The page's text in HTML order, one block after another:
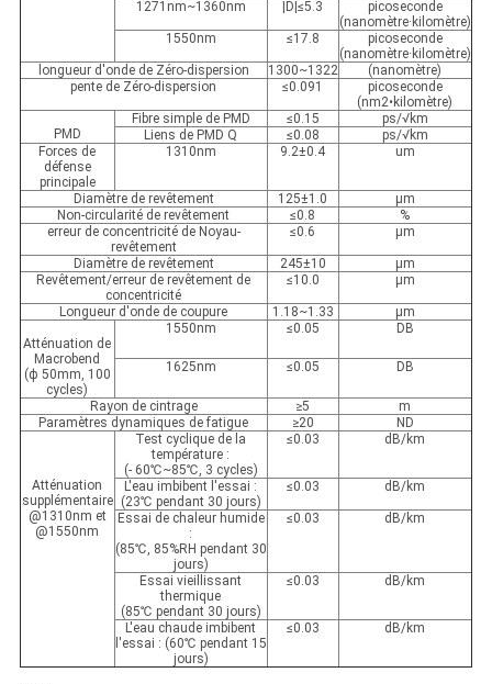
1271nm~1360nm
|D|≤5.3
picoseconde
(nanomètre·kilomètre)
1550nm
≤17.8
picoseconde
(nanomètre·kilomètre)
longueur d'onde de Zéro-dispersion
1300~1322
(nanomètre)
pente de Zéro-dispersion
≤0.091
picoseconde
(nm2•kilomètre)
PMD
Fibre simple de PMD ≤0.15
ps/√km
Liens de PMD Q
≤0.08
ps/√km
Forces de
défense
principale
1310nm 9.2±0.4 um
Diamètre de revêtement 125±1.0
μm
Non-circularité de revêtement
≤0.8
%
erreur de concentricité de Noyau-
revêtement
≤0.6 μm
Diamètre de revêtement 245±10
μm
Revêtement/erreur de revêtement de
concentricité
≤10.0 μm
Longueur d'onde de coupure 1.18~1.33 μm
Atténuation de
Macrobend
(ф 50mm, 100
cycles)
1550nm ≤0.05 DB
1625nm ≤0.05 DB
Rayon de cintrage ≥5
m
Paramètres dynamiques de fatigue
≥20 ND
Atténuation
supplémentaire
@1310nm et
@1550nm
Test cyclique de la
température :
(- 60℃~85℃, 3 cycles)
≤0.03 dB/km
L'eau imbibent l'essai :
(23℃ pendant 30 jours)
≤0.03 dB/km
Essai de chaleur humide
:
(85℃, 85%RH pendant 30
jours)
≤0.03 dB/km
Essai vieillissant
thermique
(85℃ pendant 30 jours)
≤0.03 dB/km
L'eau chaude imbibent
l'essai : (60℃ pendant 15
jours)
≤0.03 dB/km